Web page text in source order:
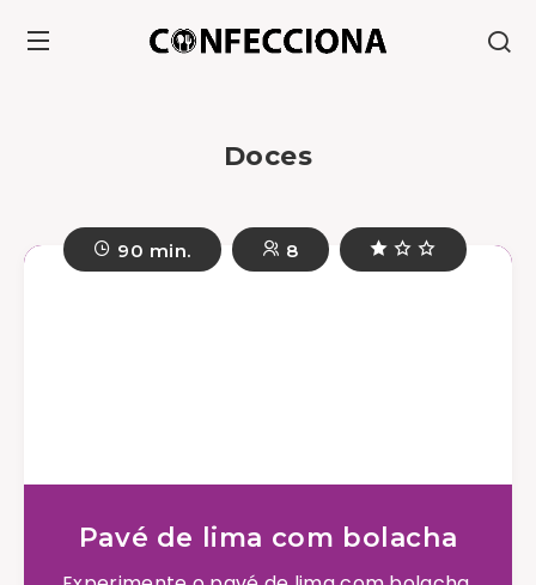
Doces
90 min. 8
Pavé de lima com bolacha